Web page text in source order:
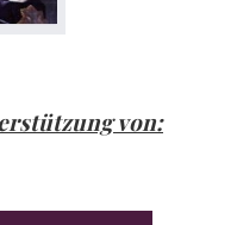
von: